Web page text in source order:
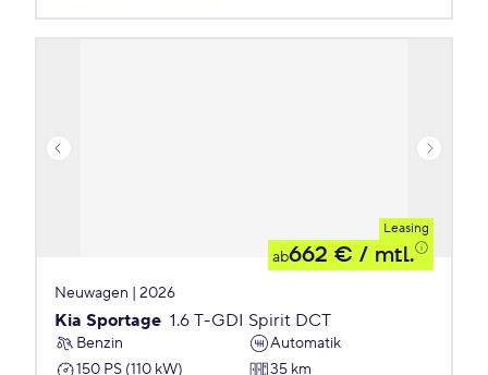
Leasing
ab662 € / mtl.
Neuwagen | 2026
Kia Sportage 1.6 T-GDI Spirit DCT
Benzin
Automatik
150 PS (110 kW)
35 km